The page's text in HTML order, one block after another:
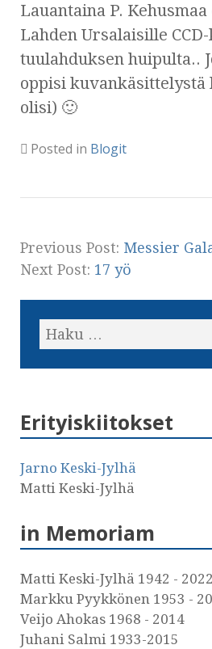
Lauantaina P.
Lahden Ursalaisille
tuulahduksen huipulta..
oppisi kuvankäsittelystä
olisi) 🙂
Posted in Blogit
Previous Post: Messier
Next Post: 17 yö
Erityiskiitokset
Jarno Keski-Jylhä
Matti Keski-Jylhä
in Memoriam
Matti Keski-Jylhä 1942 - 2022
Markku Pyykkönen 1953 -
Veijo Ahokas 1968 - 2014
Juhani Salmi 1933-2015